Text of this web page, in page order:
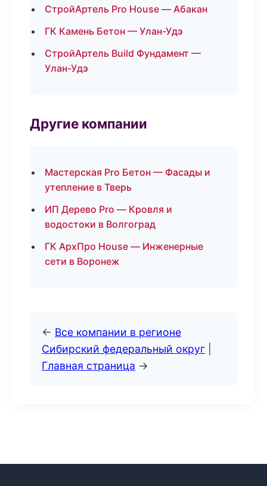
СтройАртель Pro House — Абакан
ГК Камень Бетон — Улан-Удэ
СтройАртель Build Фундамент —
Улан-Удэ
Другие компании
Мастерская Pro Бетон — Фасады и
утепление в Тверь
ИП Дерево Pro — Кровля и
водостоки в Волгоград
ГК АрхПро House — Инженерные
сети в Воронеж
← Все компании в регионе
Сибирский федеральный округ
Главная страница →